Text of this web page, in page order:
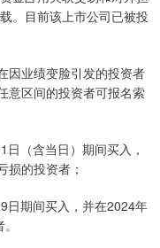
。目前该上市公司已被投
业绩变脸引发的投资者
意区间的投资者可报名索
（含当日）期间买入，
损的投资者；
期间买入，并在2024年